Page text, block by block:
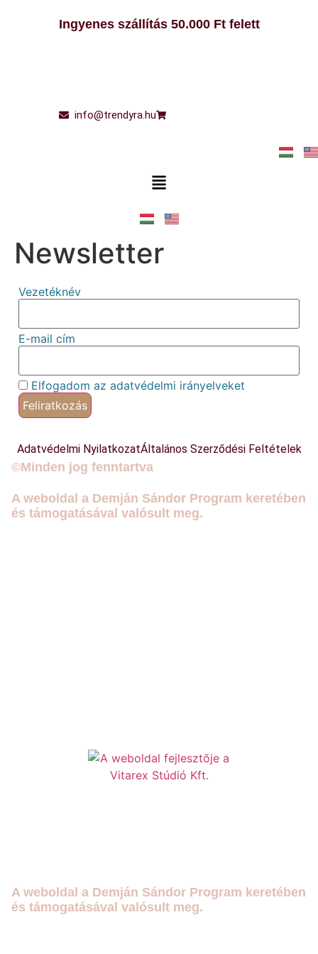
Ingyenes szállítás 50.000 Ft felett
info@trendyra.hu
Main
Newsletter
Vezetéknév
E-mail cím
Elfogadom az adatvédelmi irányelveket
Adatvédelmi NyilatkozatÁltalános Szerződési Feltételek
©Minden jog fenntartva
A weboldal a Demján Sándor Program keretében
és támogatásával valósult meg.
A weboldal a Demján Sándor Program keretében
és támogatásával valósult meg.